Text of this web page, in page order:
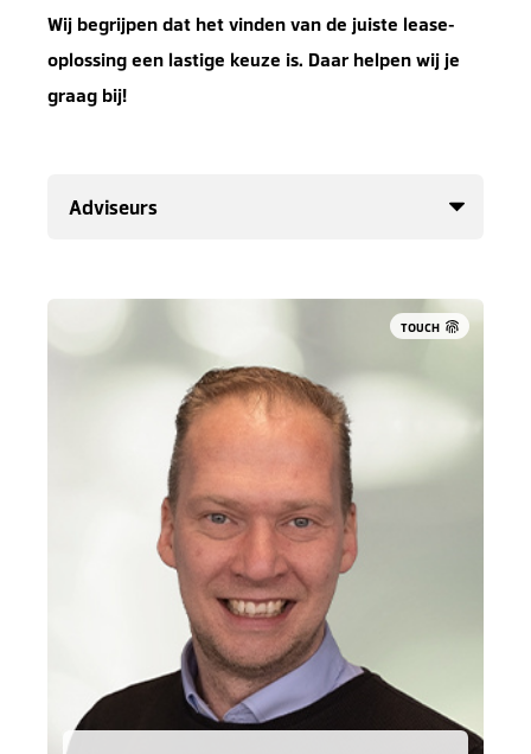
Wij begrijpen dat het vinden van de juiste lease-
oplossing een lastige keuze is. Daar helpen wij je
graag bij!
TOUCH